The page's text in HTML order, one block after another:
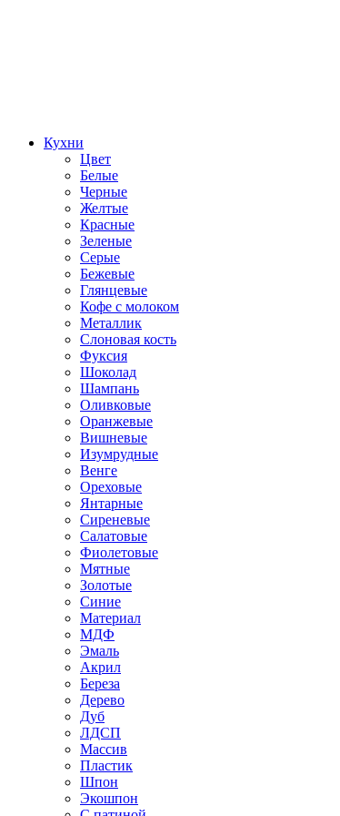
Кухни
Цвет
Белые
Черные
Желтые
Красные
Зеленые
Серые
Бежевые
Глянцевые
Кофе с молоком
Металлик
Слоновая кость
Фуксия
Шоколад
Шампань
Оливковые
Оранжевые
Вишневые
Изумрудные
Венге
Ореховые
Янтарные
Сиреневые
Салатовые
Фиолетовые
Мятные
Золотые
Синие
Материал
МДФ
Эмаль
Акрил
Береза
Дерево
Дуб
ЛДСП
Массив
Пластик
Шпон
Экошпон